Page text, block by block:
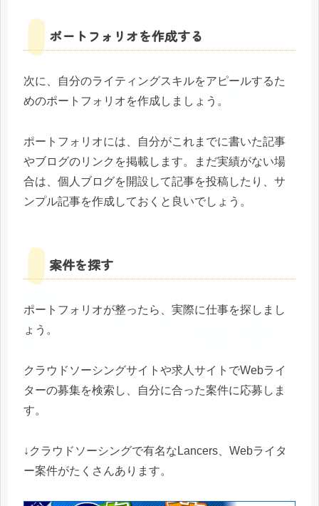
ポートフォリオを作成する
次に、自分のライティングスキルをアピールするた
めのポートフォリオを作成しましょう。
ポートフォリオには、自分がこれまでに書いた記事
やブログのリンクを掲載します。まだ実績がない場
合は、個人ブログを開設して記事を投稿したり、サ
ンプル記事を作成しておくと良いでしょう。
案件を探す
ポートフォリオが整ったら、実際に仕事を探しまし
ょう。
クラウドソーシングサイトや求人サイトでWebライ
ターの募集を検索し、自分に合った案件に応募しま
す。
↓クラウドソーシングで有名なLancers、Webライタ
ー案件がたくさんあります。